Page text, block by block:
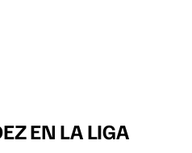
EN LA LIGA